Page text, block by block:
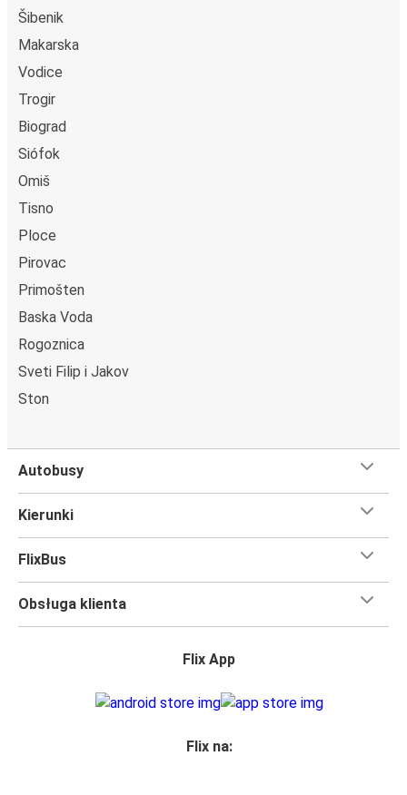
Šibenik
Makarska
Vodice
Trogir
Biograd
Siófok
Omiš
Tisno
Ploce
Pirovac
Primošten
Baska Voda
Rogoznica
Sveti Filip i Jakov
Ston
Autobusy
Kierunki
FlixBus
Obsługa klienta
Flix App
Flix na: